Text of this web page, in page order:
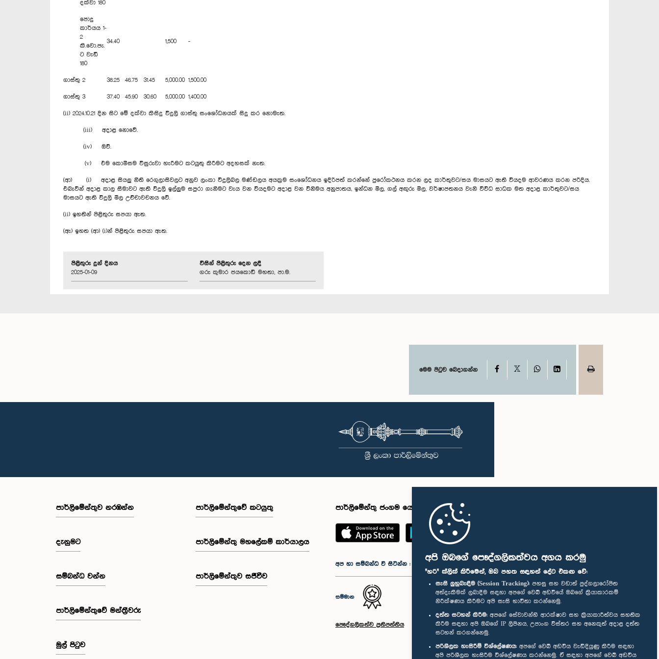
අපි ඔබගේ පෞද්ගලිකත්වය අගය කරමු
"හරි" ක්ලික් කිරීමෙන්, ඔබ පහත සඳහන් දේට එකඟ වේ:
සැසි ලුහුබැඳීම (Session Tracking): පහසු සහ වඩාත් පුද්ගලාරෝපිත
අත්දැකීමක් ලබාදීම සඳහා අපගේ වෙබ් අඩවියේ ඔබගේ ක්‍රියාකාරකම්
නිරීක්ෂණය කිරීමට අපි සැසි භාවිතා කරන්නෙමු.
දත්ත සටහන් කිරීම: අපගේ සේවාවන්හි ආරක්ෂාව සහ ක්‍රියාකාරීත්වය සහතික
කිරීම සඳහා අපි ඔබගේ IP ලිපිනය, උපාංග විස්තර සහ අනෙකුත් අදාළ දත්ත
සටහන් කරගන්නෙමු.
පරිශීලක හැසිරීම් විශ්ලේෂණය: අපගේ වෙබ් අඩවිය වැඩිදියුණු කිරීම සඳහා
අපි පරිශීලක හැසිරීම විශ්ලේෂණය කරන්නෙමු. ඒ සඳහා අපගේ වෙබ් අඩවිය
දක්වා 180
පොදු
කාර්යය 1-
2
කි.වො.පැ.
ට වැඩි
180
34.40 1,500 -
ගාස්තු 2 38.25 46.75 31.45 5,000.00 1,500.00
ගාස්තු 3 37.40 45.90 30.60 5,000.00 1,400.00
(ii) 2024.10.21 දින සිට මේ දක්වා කිසිදු විදුලි ගාස්තු සංශෝධනයක් සිදු කර නොමැත.
(iii) අදාළ නොවේ.
(iv) ඔව්.
(v) එම කොමිසම විසුරුවා හැරීමට කටයුතු කිරීමට අදහසක් නැත.
(ආ) (i) අදාළ සියලු නීති රෙගුලාසිවලට අනුව ලංකා විදුලිබල මණ්ඩලය අයක්‍රම සංශෝධනය ඉදිරිපත් කරන්නේ පුරෝකථනය කරන ලද කාර්තුවට/සය මාසයට ඇති වියදම ආවරණය කරන පරිදිය.
එබැවින් අදාළ කාල සීමාවට ඇති විදුලි ඉල්ලුම සපුරා ගැනීමට වැය වන වියදමට අදාළ වන විනිමය අනුපාතය, ඉන්ධන මිල, ගල් අඟුරු මිල, වර්ෂාපතනය වැනි විවිධ සාධක මත අදාළ කාර්තුවට/සය
මාසයට ඇති විදුලි මිල උච්චාවචනය වේ.
(ii) ඉහතින් පිළිතුරු සපයා ඇත.
(ඇ) ඉහත (ආ) (i)න් පිළිතුරු සපයා ඇත.
පිළිතුරු දුන් දිනය
2025-01-09
විසින් පිළිතුරු දෙන ලදී
ගරු කුමාර ජයකොඩි මහතා, පා.ම.
මෙම පිටුව බෙදාගන්න Facebook WhatsAppLinkedIn
පාර්ලි‌මේන්තුව නරඹන්න
දැනුමට
සම්බන්ධ වන්න
පාර්ලි‌මේන්තුවේ මන්ත්‍රීවරු
මුල් පිටුව
පාර්ලිමේන්තුවේ කටයුතු
පාර්ලිමේන්තු මහලේකම් කාර්යාලය
පාර්ලිමේන්තුව සජීවීව
පාර්ලිමේන්තු ජංගම යෙදුම
අප හා සම්බන්ධ වී සිටින්න :
සම්මාන
පෞද්ගලිකත්ව ප්‍රතිපත්තිය